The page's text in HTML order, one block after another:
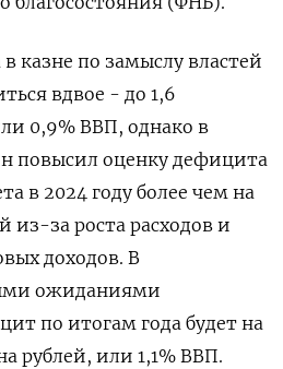
казне по замыслу властей
вдвое - до 1,6
0,9% ВВП, однако в
повысил оценку дефицита
в 2024 году более чем на
из-за роста расходов и
доходов. В
ожиданиями
по итогам года будет на
рублей, или 1,1% ВВП.